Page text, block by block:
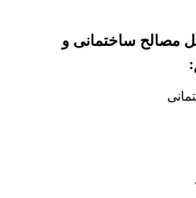
مصالح ساختمانی و